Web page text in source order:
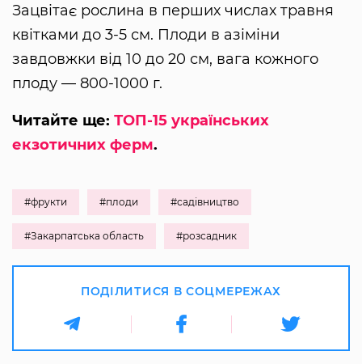
Зацвітає рослина в перших числах травня
квітками до 3-5 см. Плоди в азіміни
завдовжки від 10 до 20 см, вага кожного
плоду — 800-1000 г.
Читайте ще: ТОП-15 українських
екзотичних ферм.
#фрукти #плоди #садівництво
#Закарпатська область #розсадник
ПОДІЛИТИСЯ В СОЦМЕРЕЖАХ